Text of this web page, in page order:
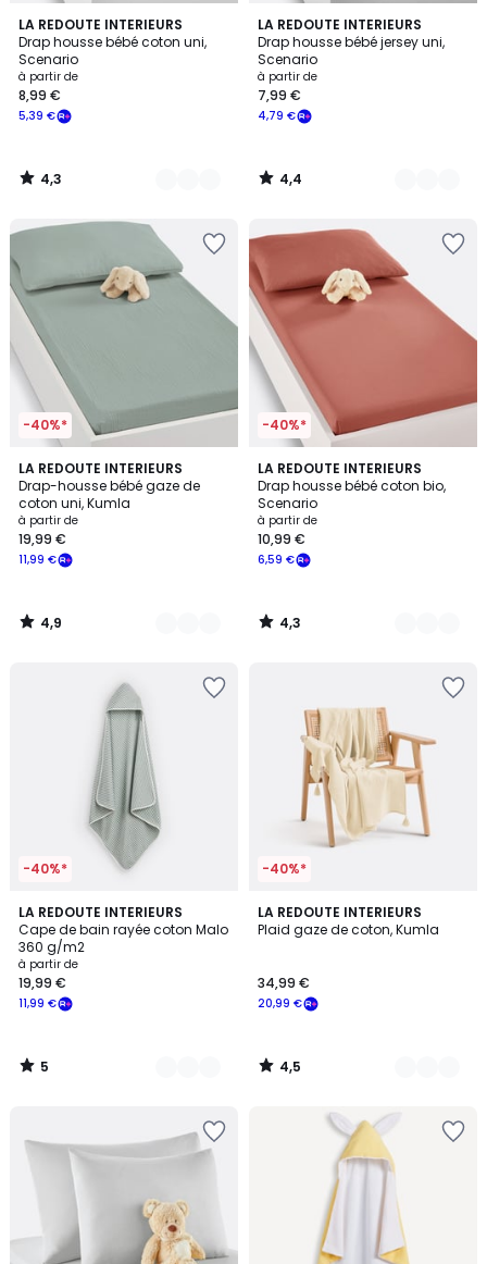
LA REDOUTE INTERIEURS
Drap housse bébé coton uni,
Scenario
Prix
à
partir
8,99
€
à
programme
pour
payer
la
place
5,39
€.
à partir de
5,39 €
8,99 €
4,3
/ 5
5
Couleurs
4,3
/
LA REDOUTE INTERIEURS
Drap housse bébé jersey uni,
Scenario
à partir de
4,79 €
7,99 €
4,4
/ 5
5
Couleurs
4,4
/
-40%*
LA REDOUTE INTERIEURS
Drap-housse bébé gaze de
coton uni, Kumla
à partir de
11,99 €
19,99 €
4,9
/ 5
4
Couleurs
4,9
/
-40%*
LA REDOUTE INTERIEURS
Drap housse bébé coton bio,
Scenario
à partir de
6,59 €
10,99 €
4,3
/ 5
4
Couleurs
4,3
/
-40%*
LA REDOUTE INTERIEURS
Cape de bain rayée coton Malo
360 g/m2
à partir de
11,99 €
19,99 €
5
/
5
2
Couleurs
5
/
-40%*
LA REDOUTE INTERIEURS
Plaid gaze de coton, Kumla
20,99 €
34,99 €
4,5
/ 5
5
Couleurs
4,5
/